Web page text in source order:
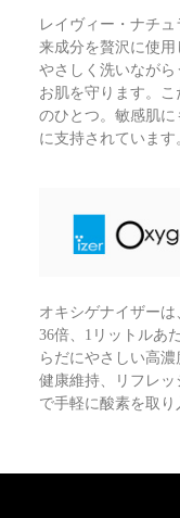
レイヴィー・ナチ
来成分を贅沢に使用
やさしく洗いなが
お肌を守ります。
のひとつ。敏感肌
に支持されています
オキシゲナイザー
36倍、1リットルあ
らだにやさしい高
健康維持、リフレ
で手軽に酸素を取り